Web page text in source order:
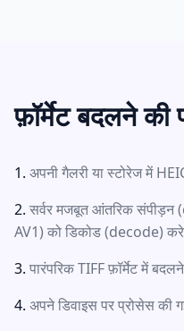
फ़ॉर्मेट बदलने की
अपनी गैलरी या स्टोरेज में
सर्वर मजबूत आंतरिक
AV1) को डिकोड (decode)
पारंपरिक TIFF फ़ॉर्मेट में
अपने डिवाइस पर प्रोसेस की